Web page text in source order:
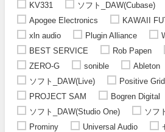
KV331
ソフト_DAW(Cubase)
Apogee Electronics
KAWAII
xln audio
Plugin Alliance
BEST SERVICE
Rob Papen
ZERO-G
sonible
Ableton
ソフト_DAW(Live)
Positive Grid
PROJECT SAM
Bogren Digital
ソフト_DAW(Studio One)
ソフ
Prominy
Universal Audio